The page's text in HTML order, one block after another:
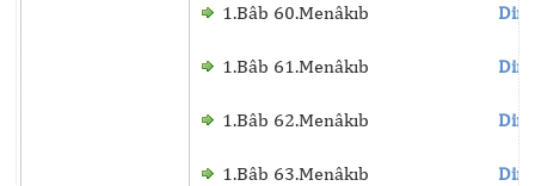
1.Bâb 60.Menâkıb
1.Bâb 61.Menâkıb
1.Bâb 62.Menâkıb
1.Bâb 63.Menâkıb